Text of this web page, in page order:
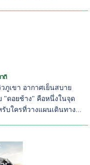
ติ
ภูเขา อากาศเย็นสบาย
"ดอยช้าง" คือหนึ่งในจุด
บใครที่วางแผนเดินทาง...